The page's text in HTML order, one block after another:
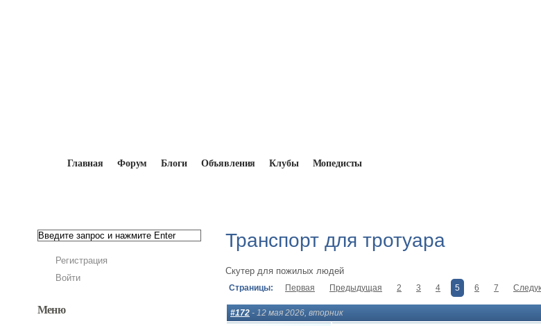
Главная Форум Блоги Объявления Клубы Мопедисты
Регистрация
Войти
Меню
Транспорт для тротуара
Скутер для пожилых людей
Страницы: Первая Предыдущая 2 3 4 5 6 7
#172 - 12 мая 2026, вторник